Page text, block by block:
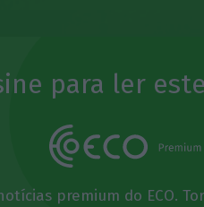
ao
para ler
premium do ECO.